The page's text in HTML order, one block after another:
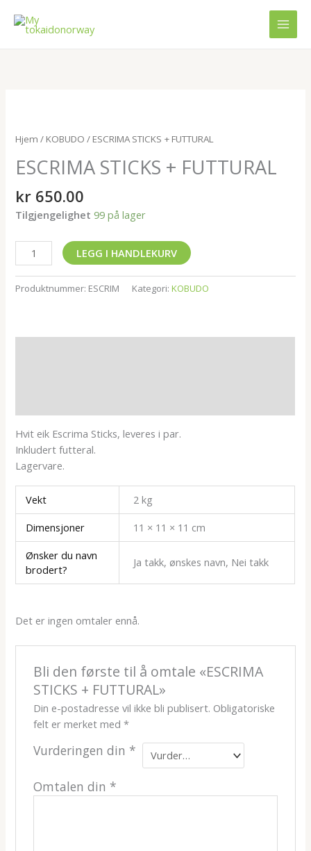
rett
Hjem / KOBUDO / ESCRIMA STICKS + FUTTURAL
ESCRIMA STICKS + FUTTURAL
kr 650.00
Tilgjengelighet 99 på lager
+
antall
LEGG I HANDLEKURV
Produktnummer: ESCRIM Kategori:KOBUDO
Hvit eik Escrima Sticks, leveres i par.
Inkludert futteral.
Lagervare.
Vekt
2 kg
Dimensjoner
11 × 11 × 11 cm
Ønsker du navn
brodert?
Ja takk, ønskes navn, Nei takk
Det er ingen omtaler ennå.
Bli den første til å omtale «ESCRIMA
STICKS + FUTTURAL»
Din e-postadresse vil ikke bli publisert. Obligatoriske
felt er merket med *
Vurderingen din *
Omtalen din *